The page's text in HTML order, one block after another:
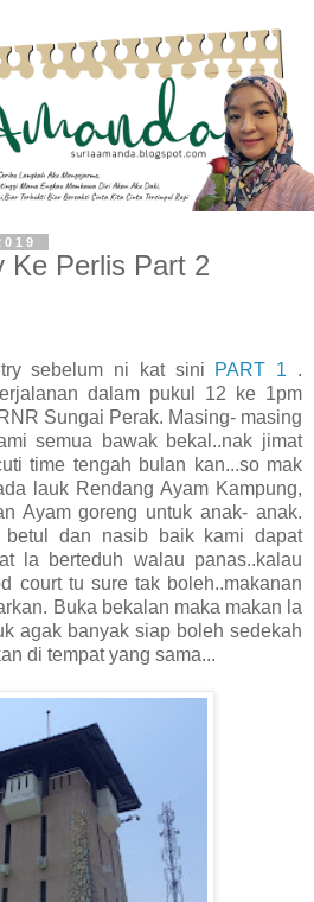
Ke Perlis Part 2
sebelum ni kat sini PART 1 .
dalam pukul 12 ke 1pm
Sungai Perak. Masing- masing
semua bawak bekal..nak jimat
time tengah bulan kan...so mak
lauk Rendang Ayam Kampung,
Ayam goreng untuk anak- anak.
betul dan nasib baik kami dapat
la berteduh walau panas..kalau
court tu sure tak boleh..makanan
Buka bekalan maka makan la
agak banyak siap boleh sedekah
di tempat yang sama...